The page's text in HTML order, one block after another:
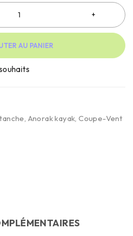
AU PANIER
Anorak kayak ,Coupe-Vent